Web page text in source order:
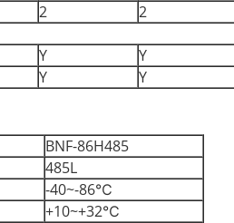
2 2
Y Y
Y Y
BNF-86H485
485L
-40~-86℃
+10~+32℃